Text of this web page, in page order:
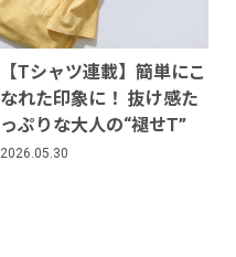
【Tシャツ連載】簡単にこ
なれた印象に！ 抜け感た
っぷりな大人の“褪せT”
2026.05.30